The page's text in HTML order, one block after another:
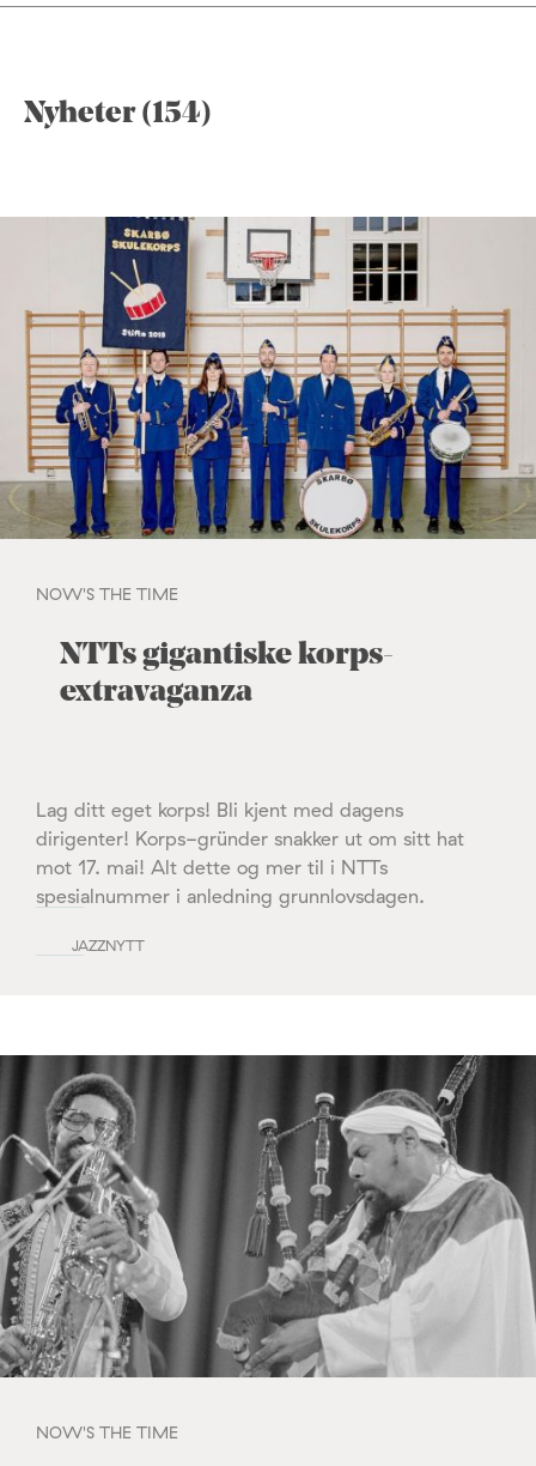
Nyheter (154)
NOW'S THE TIME
NTTs gigantiske korps-
extravaganza
Lag ditt eget korps! Bli kjent med dagens
dirigenter! Korps-gründer snakker ut om sitt hat
mot 17. mai! Alt dette og mer til i NTTs
spesialnummer i anledning grunnlovsdagen.
JAZZNYTT
NOW'S THE TIME